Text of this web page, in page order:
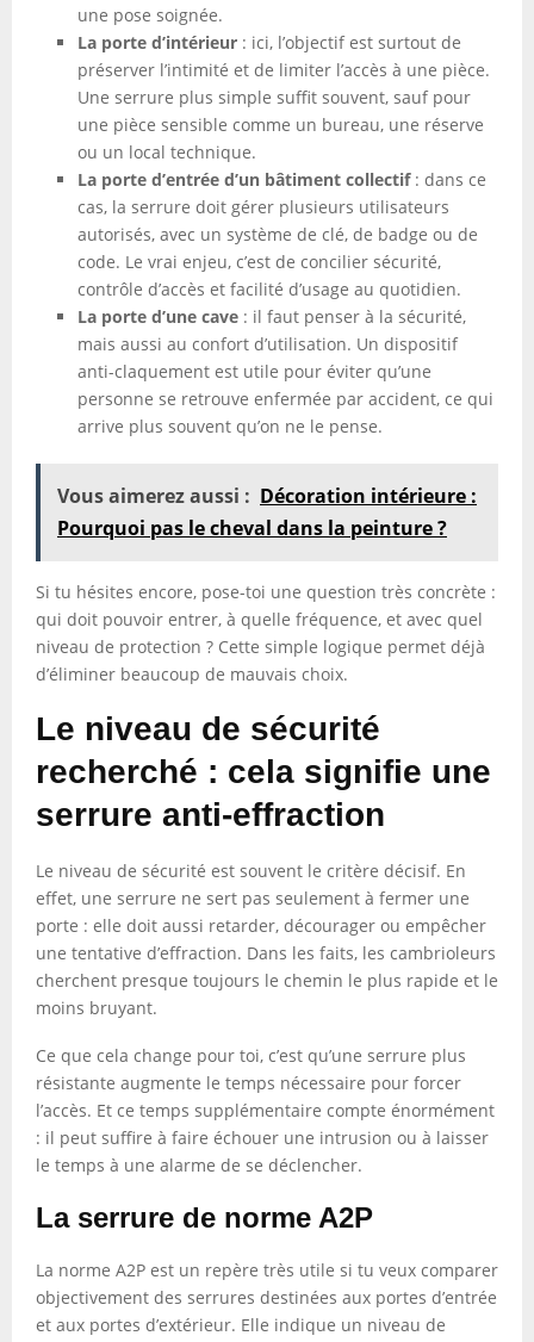
une pose soignée.
La porte d’intérieur : ici, l’objectif est surtout de
préserver l’intimité et de limiter l’accès à une pièce.
Une serrure plus simple suffit souvent, sauf pour
une pièce sensible comme un bureau, une réserve
ou un local technique.
La porte d’entrée d’un bâtiment collectif: dans ce
cas, la serrure doit gérer plusieurs utilisateurs
autorisés, avec un système de clé, de badge ou de
code. Le vrai enjeu, c’est de concilier sécurité,
contrôle d’accès et facilité d’usage au quotidien.
La porte d’une cave : il faut penser à la sécurité,
mais aussi au confort d’utilisation. Un dispositif
anti-claquement est utile pour éviter qu’une
personne se retrouve enfermée par accident, ce qui
arrive plus souvent qu’on ne le pense.
Vous aimerez aussi : Décoration intérieure :
Pourquoi pas le cheval dans la peinture ?
Si tu hésites encore, pose-toi une question très concrète :
qui doit pouvoir entrer, à quelle fréquence, et avec quel
niveau de protection ? Cette simple logique permet déjà
d’éliminer beaucoup de mauvais choix.
Le niveau de sécurité
recherché : cela signifie une
serrure anti-effraction
Le niveau de sécurité est souvent le critère décisif. En
effet, une serrure ne sert pas seulement à fermer une
porte : elle doit aussi retarder, décourager ou empêcher
une tentative d’effraction. Dans les faits, les cambrioleurs
cherchent presque toujours le chemin le plus rapide et le
moins bruyant.
Ce que cela change pour toi, c’est qu’une serrure plus
résistante augmente le temps nécessaire pour forcer
l’accès. Et ce temps supplémentaire compte énormément
: il peut suffire à faire échouer une intrusion ou à laisser
le temps à une alarme de se déclencher.
La serrure de norme A2P
La norme A2P est un repère très utile si tu veux comparer
objectivement des serrures destinées aux portes d’entrée
et aux portes d’extérieur. Elle indique un niveau de